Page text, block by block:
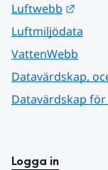
Luftwebb
Luftmiljödata
VattenWebb
Datavärdskap,
Datavärdskap
Logga in